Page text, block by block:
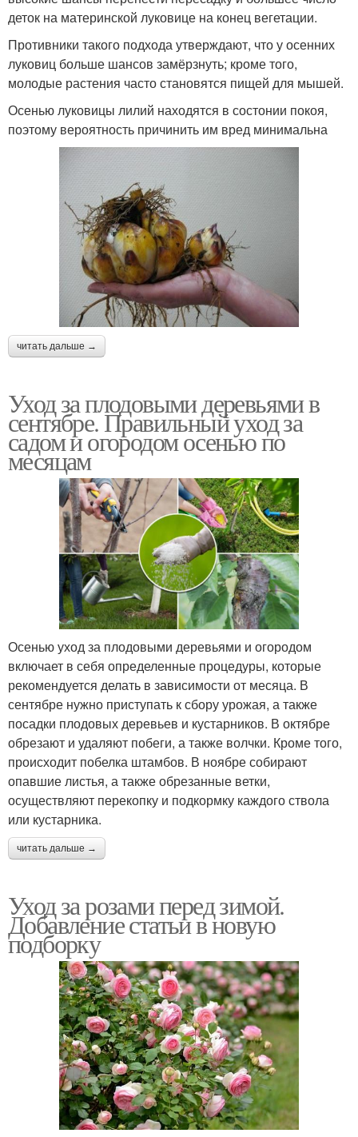
деток на материнской луковице на конец вегетации.
Противники такого подхода утверждают, что у осенних
луковиц больше шансов замёрзнуть; кроме того,
молодые растения часто становятся пищей для мышей.
Осенью луковицы лилий находятся в состонии покоя,
поэтому вероятность причинить им вред минимальна
читать дальше →
Уход за плодовыми деревьями в
сентябре. Правильный уход за
садом и огородом осенью по
месяцам
Осенью уход за плодовыми деревьями и огородом
включает в себя определенные процедуры, которые
рекомендуется делать в зависимости от месяца. В
сентябре нужно приступать к сбору урожая, а также
посадки плодовых деревьев и кустарников. В октябре
обрезают и удаляют побеги, а также волчки. Кроме того,
происходит побелка штамбов. В ноябре собирают
опавшие листья, а также обрезанные ветки,
осуществляют перекопку и подкормку каждого ствола
или кустарника.
читать дальше →
Уход за розами перед зимой.
Добавление статьи в новую
подборку